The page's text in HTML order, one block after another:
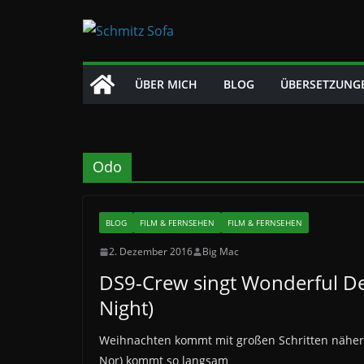
ÜBER MICH BLOG
Odo
BLOG FILM & FERNSEHEN FILM & FERNSEHEN
2. Dezember 2016 Big Mac
DS9-Crew singt Wonderful
Night)
Weihnachten kommt mit großen Schritten
Nor) kommt so langsam